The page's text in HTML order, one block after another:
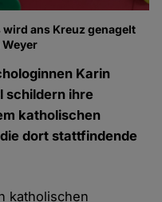
ans Kreuz genagelt
Karin
schildern ihre
katholischen
dort stattfindende
katholischen